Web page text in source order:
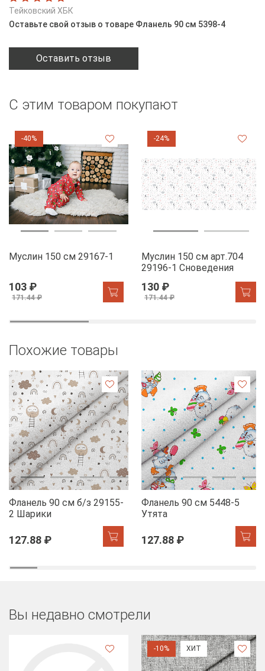
Тейковский ХБК
Оставьте свой отзыв о товаре Фланель 90 см 5398-4
Оставить отзыв
С этим товаром покупают
-40%
Муслин 150 см 29167-1
103 ₽
171.44 ₽
-24%
Муслин 150 см арт.704
29196-1 Сноведения
130 ₽
171.44 ₽
Похожие товары
Фланель 90 см б/з 29155-
2 Шарики
127.88 ₽
Фланель 90 см 5448-5
Утята
127.88 ₽
Вы недавно смотрели
-10% ХИТ